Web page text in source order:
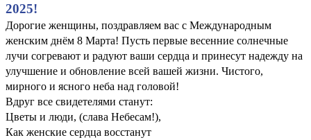
2025!
Дорогие женщины, поздравляем вас с Международным
женским днём 8 Марта! Пусть первые весенние солнечные
лучи согревают и радуют ваши сердца и принесут надежду на
улучшение и обновление всей вашей жизни. Чистого,
мирного и ясного неба над головой!
Вдруг все свидетелями станут:
Цветы и люди, (слава Небесам!),
Как женские сердца восстанут